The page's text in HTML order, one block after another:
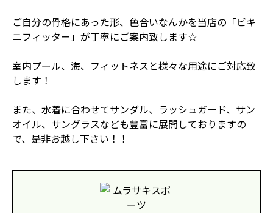
ご自分の骨格にあった形、色合いなんかを当店の「ビキ
ニフィッター」が丁寧にご案内致します☆
室内プール、海、フィットネスと様々な用途にご対応致
します！
また、水着に合わせてサンダル、ラッシュガード、サン
オイル、サングラスなども豊富に展開しておりますの
で、是非お越し下さい！！